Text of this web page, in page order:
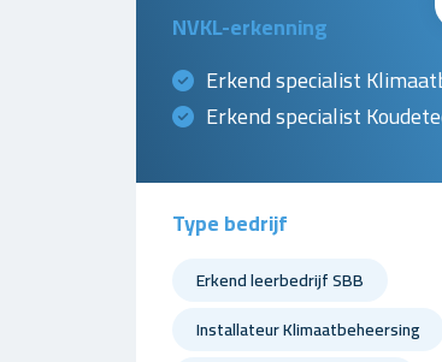
NVKL-erkenning
Erkend specialist
Erkend specialist
Type bedrijf
Erkend leerbedrijf SBB
Installateur Klimaatbeheersing